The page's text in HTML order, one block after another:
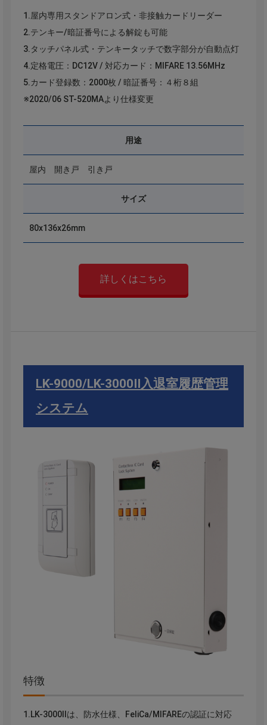
1.屋内専用スタンドアロン式・非接触カードリーダー
2.テンキー/暗証番号による解錠も可能
3.タッチパネル式・テンキータッチで数字部分が自動点灯
4.定格電圧：DC12V / 対応カード：MIFARE 13.56MHz
5.カード登録数：2000枚 / 暗証番号：４桁８組
※2020/06 ST-520MAより仕様変更
用途
屋内 開き戸 引き戸
サイズ
80x136x26mm
詳しくはこちら
LK-9000/LK-3000Ⅱ入退室履歴管理
システム
特徴
1.LK-3000Ⅱは、防水仕様、FeliCa/MIFAREの認証に対応